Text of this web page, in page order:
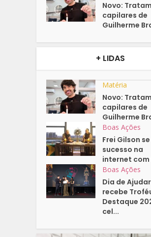
Novo:
capilares de
Guilherme
+ LIDAS
Matéria
Novo:
capilares de
Guilherme
Boas Ações
Frei Gilson
sucesso na
internet com
Boas Ações
Dia de Ajudar
recebe
Destaque
cel...